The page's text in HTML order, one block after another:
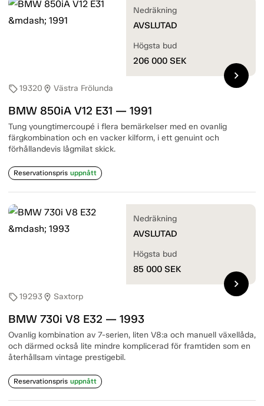
sell19320 location_on Västra Frölunda
BMW 850iA V12 E31 — 1991
Tung youngtimercoupé i flera bemärkelser med en ovanlig
färgkombination och en vacker kilform, i ett genuint och
förhållandevis lågmilat skick.
Reservationspris uppnått
Nedräkning
AVSLUTAD
Högsta bud
206 000 SEK
chevron_right
sell19293location_on Saxtorp
BMW 730i V8 E32 — 1993
Ovanlig kombination av 7-serien, liten V8:a och manuell växellåda,
och därmed också lite mindre komplicerad för framtiden som en
återhållsam vintage prestigebil.
Reservationspris uppnått
Nedräkning
AVSLUTAD
Högsta bud
85 000 SEK
chevron_right